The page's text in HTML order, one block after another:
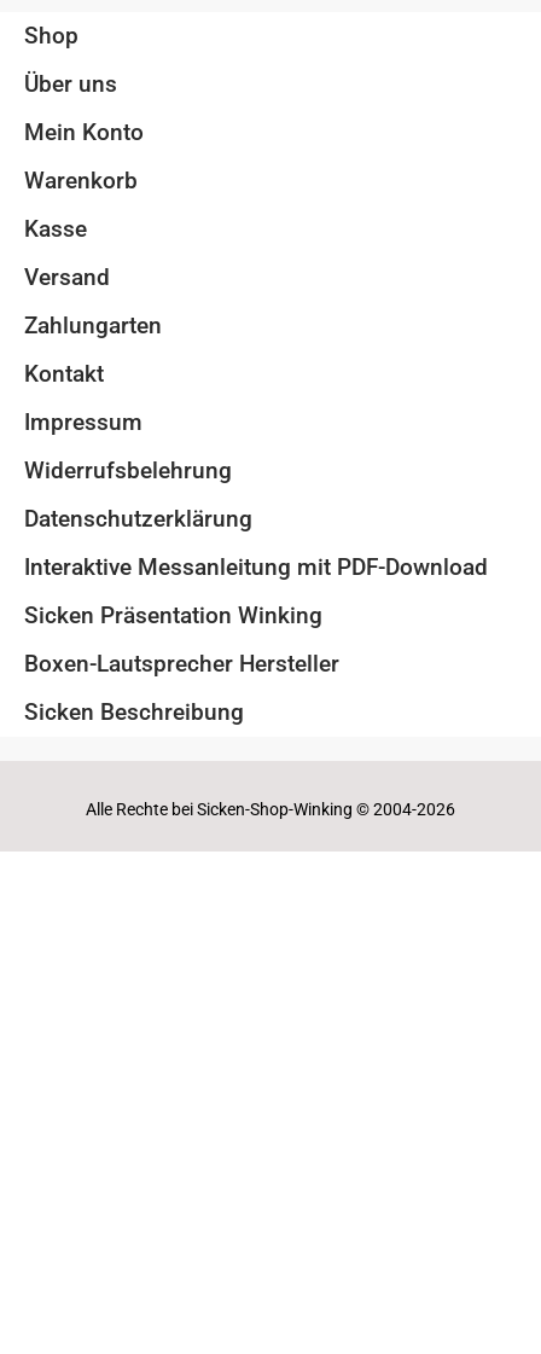
Shop
Über uns
Mein Konto
Warenkorb
Kasse
Versand
Zahlungarten
Kontakt
Impressum
Widerrufsbelehrung
Datenschutzerklärung
Interaktive Messanleitung mit PDF-Download
Sicken Präsentation Winking
Boxen-Lautsprecher Hersteller
Sicken Beschreibung
Alle Rechte bei Sicken-Shop-Winking © 2004-2026